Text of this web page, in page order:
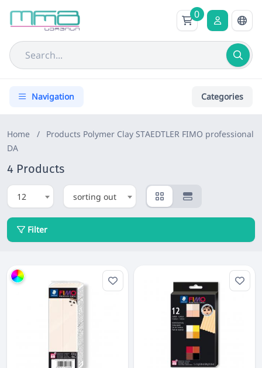
0
Navigation Categories
Home / Products Polymer Clay STAEDTLER FIMO professional
DA
4 Products
12 sorting out
Filter